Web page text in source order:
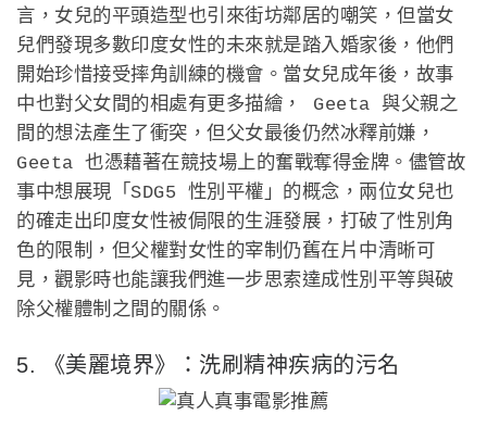
言，女兒的平頭造型也引來街坊鄰居的嘲笑，但當女
兒們發現多數印度女性的未來就是踏入婚家後，他們
開始珍惜接受摔角訓練的機會。當女兒成年後，故事
中也對父女間的相處有更多描繪， Geeta 與父親之
間的想法產生了衝突，但父女最後仍然冰釋前嫌，
Geeta 也憑藉著在競技場上的奮戰奪得金牌。儘管故
事中想展現「SDG5 性別平權」的概念，兩位女兒也
的確走出印度女性被侷限的生涯發展，打破了性別角
色的限制，但父權對女性的宰制仍舊在片中清晰可
見，觀影時也能讓我們進一步思索達成性別平等與破
除父權體制之間的關係。
5. 《美麗境界》：洗刷精神疾病的污名